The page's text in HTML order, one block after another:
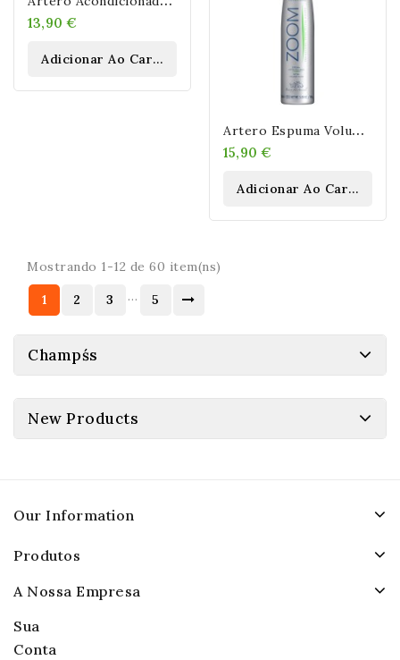
13,90 €
Adicionar Ao Carrinho
A
Rtero Espuma Voluminizadora ZOOM 150ml
15,90 €
Adicionar Ao Carrinho
Mostrando 1-12 de 60 item(ns)
1 2 3 … 5
Champśs
New Products
Our Information
Produtos
A Nossa Empresa
Sua
Conta